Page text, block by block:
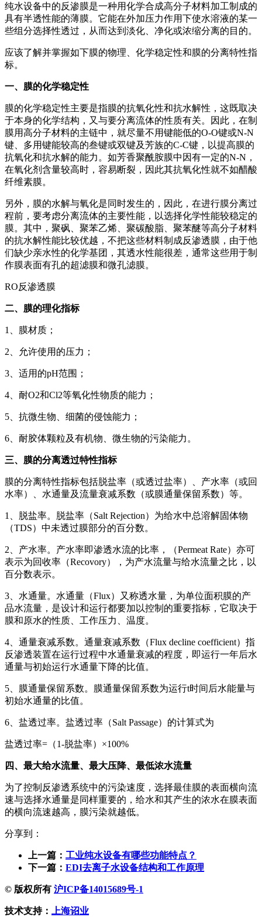
纯水设备中的反渗膜是一种用化学合成高分子材料加工制成的
具有半透性能的薄膜。它能在外加压力作用下使水溶液的某一
些组分选择性透过，从而达到淡化、净化或浓缩分离的目的。
应该了解并掌握如下膜的物理、化学稳定性和膜的分离特性指
标。
一、膜的化学稳定性
膜的化学稳定性主要是指膜的抗氧化性和抗水解性，这既取决
于本身的化学结构，又与要分离流体的性质有关。因此，在制
膜用高分子材料的主链中，就尽量不用键能低的O-O键或N-N
键、多用键能较高的叁键或双键及芳族的C-C键，以提高膜的
抗氧化和抗水解的能力。如芳香聚酰胺膜中因有一定的N-N，
在氧化剂含量较高时，容易断裂，因此其抗氧化性就不如醋酸
纤维素膜。
另外，膜的水解与氧化是同时发生的，因此，在进行膜分离过
程前，要考虑分离流体的主要性能，以选择化学性能较稳定的
膜。其中，聚砜、聚苯乙烯、聚碳酸脂、聚苯醚等高分子材料
的抗水解性能比较优越，不把这些材料制成反渗透膜，由于他
们缺少亲水性的化学基团，其透水性能很差，通常这些用于制
作膜表面有孔的超滤膜和微孔滤膜。
RO反渗透膜
二、膜的理化指标
1、膜材质；
2、允许使用的压力；
3、适用的pH范围；
4、耐O2和Cl2等氧化性物质的能力；
5、抗微生物、细菌的侵蚀能力；
6、耐胶体颗粒及有机物、微生物的污染能力。
三、膜的分离透过特性指标
膜的分离特性指标包括脱盐率（或透过盐率）、产水率（或回
水率）、水通量及流量衰减系数（或膜通量保留系数）等。
1、脱盐率。脱盐率（Salt Rejection）为给水中总溶解固体物
（TDS）中未透过膜部分的百分数。
2、产水率。产水率即渗透水流的比率，（Permeat Rate）亦可
表示为回收率（Recovory），为产水流量与给水流量之比，以
百分数表示。
3、水通量。水通量（Flux）又称透水量，为单位面积膜的产
品水流量，是设计和运行都要加以控制的重要指标，它取决于
膜和原水的性质、工作压力、温度。
4、通量衰减系数。通量衰减系数（Flux decline coefficient）指
反渗透装置在运行过程中水通量衰减的程度，即运行一年后水
通量与初始运行水通量下降的比值。
5、膜通量保留系数。膜通量保留系数为运行t时间后水能量与
初始水通量的比值。
6、盐透过率。盐透过率（Salt Passage）的计算式为
盐透过率=（1-脱盐率）×100%
四、最大给水流量、最大压降、最低浓水流量
为了控制反渗透系统中的污染速度，选择最佳膜的表面横向流
速与选择水通量是同样重要的，给水和其产生的浓水在膜表面
的横向流速越高，膜污染就越低。
分享到：
上一篇： 工业纯水设备有哪些功能特点？
下一篇： EDI去离子水设备结构和工作原理
© 版权所有 沪ICP备14015689号-1
技术支持： 上海诏业